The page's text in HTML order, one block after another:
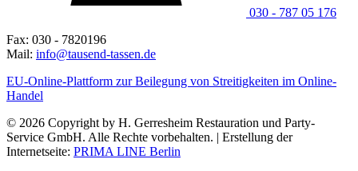
030 - 787 05 176
Fax: 030 - 7820196
Mail: info@tausend-tassen.de
EU-Online-Plattform zur Beilegung von Streitigkeiten im Online-
Handel
© 2026 Copyright by H. Gerresheim Restauration und Party-
Service GmbH. Alle Rechte vorbehalten. | Erstellung der
Internetseite: PRIMA LINE Berlin